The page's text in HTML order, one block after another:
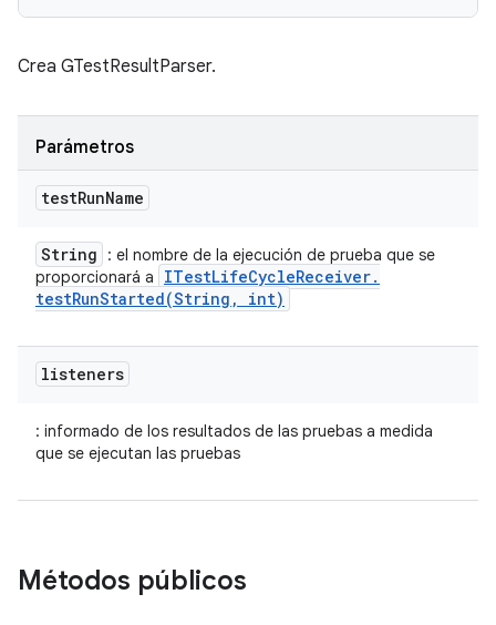
Crea GTestResultParser.
Parámetros
testRunName
String
: el nombre de la ejecución de prueba que se
proporcionará a
ITestLifeCycleReceiver.
testRunStarted(String , int)
listeners
: informado de los resultados de las pruebas a medida
que se ejecutan las pruebas
Métodos públicos